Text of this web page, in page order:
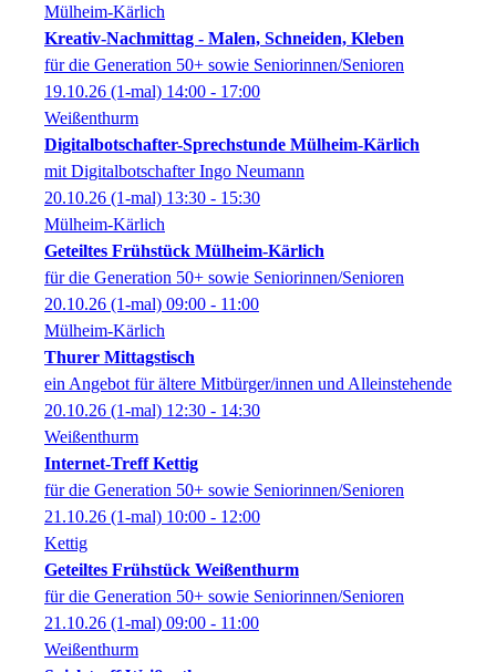
Mülheim-Kärlich
Kreativ-Nachmittag - Malen, Schneiden, Kleben
für die Generation 50+ sowie Seniorinnen/Senioren
19.10.26 (1-mal) 14:00 - 17:00
Weißenthurm
Digitalbotschafter-Sprechstunde Mülheim-Kärlich
mit Digitalbotschafter Ingo Neumann
20.10.26 (1-mal) 13:30 - 15:30
Mülheim-Kärlich
Geteiltes Frühstück Mülheim-Kärlich
für die Generation 50+ sowie Seniorinnen/Senioren
20.10.26 (1-mal) 09:00 - 11:00
Mülheim-Kärlich
Thurer Mittagstisch
ein Angebot für ältere Mitbürger/innen und Alleinstehende
20.10.26 (1-mal) 12:30 - 14:30
Weißenthurm
Internet-Treff Kettig
für die Generation 50+ sowie Seniorinnen/Senioren
21.10.26 (1-mal) 10:00 - 12:00
Kettig
Geteiltes Frühstück Weißenthurm
für die Generation 50+ sowie Seniorinnen/Senioren
21.10.26 (1-mal) 09:00 - 11:00
Weißenthurm